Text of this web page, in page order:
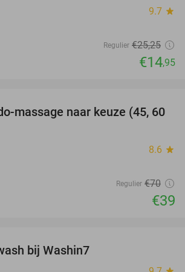
9.7 star
Regulier €25,25
€14,95
44%
massage naar keuze (45, 60
8.6 star
Regulier €70
€39
bij Washin7